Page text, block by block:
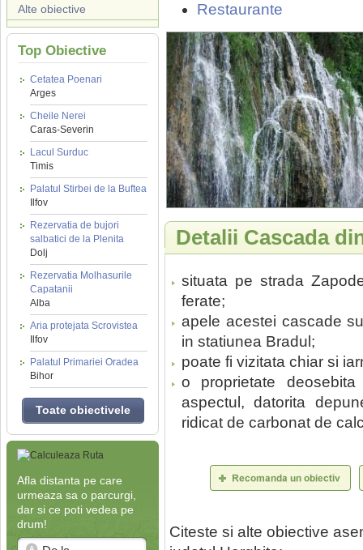
Alte obiective
Top Obiective
Cetatea Poenari
Arges
Cheile Nerei
Caras-Severin
Lacul Surduc
Timis
Palatul Stirbei de la Buftea
Ilfov
Rezervatia de bujori
salbatici de la Plenita
Dolj
Rezervatia Molhasurile
Capatanii
Alba
Aria protejata Scrovistea
Ilfov
Palatul Primariei Oradea
Bihor
Toate obiectivele
Afla distanta pe care
urmeaza sa o parcurgi,
dar si ce poti vedea pe
drum!
Restaurante
Detalii Cascada
situata pe strada
ferate;
apele acestei cascade
in statiunea Bradul;
poate fi vizitata chiar si
o proprietate
aspectul, datorita
ridicat de carbonat de
Citeste si alte obiective